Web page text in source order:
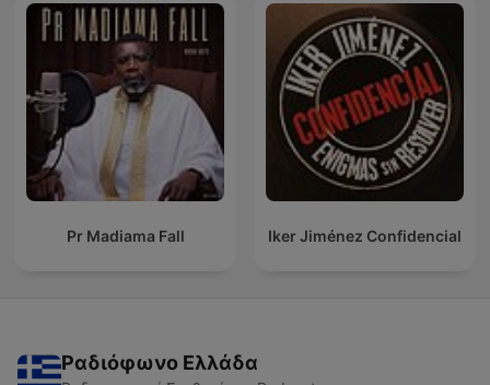
Pr Madiama Fall Iker Jiménez Confidencial
Ραδιόφωνο Ελλάδα